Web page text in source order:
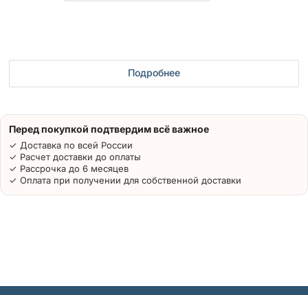
Подробнее
Перед покупкой подтвердим всё важное
✓ Доставка по всей России
✓ Расчет доставки до оплаты
✓ Рассрочка до 6 месяцев
✓ Оплата при получении для собственной доставки